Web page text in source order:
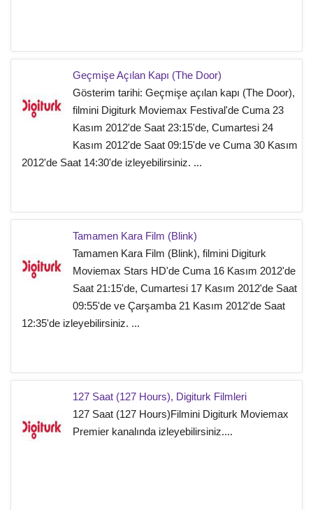
Geçmişe Açılan Kapı (The Door)
Gösterim tarihi: Geçmişe açılan kapı (The Door),
filmini Digiturk Moviemax Festival'de Cuma 23
Kasım 2012'de Saat 23:15'de, Cumartesi 24
Kasım 2012'de Saat 09:15'de ve Cuma 30 Kasım
2012'de Saat 14:30'de izleyebilirsiniz. ...
Tamamen Kara Film (Blink)
Tamamen Kara Film (Blink), filmini Digiturk
Moviemax Stars HD'de Cuma 16 Kasım 2012'de
Saat 21:15'de, Cumartesi 17 Kasım 2012'de Saat
09:55'de ve Çarşamba 21 Kasım 2012'de Saat
12:35'de izleyebilirsiniz. ...
127 Saat (127 Hours), Digiturk Filmleri
127 Saat (127 Hours)Filmini Digiturk Moviemax
Premier kanalında izleyebilirsiniz....